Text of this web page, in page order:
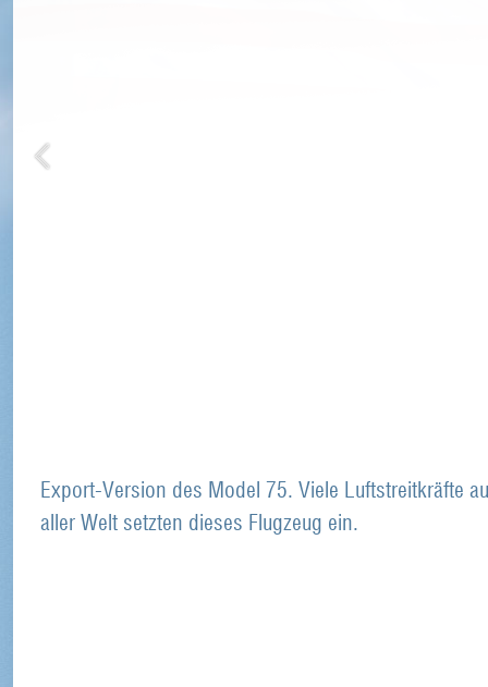
Export-Version des Model 75. Viele Luftstreitkräfte
aller Welt setzten dieses Flugzeug ein.